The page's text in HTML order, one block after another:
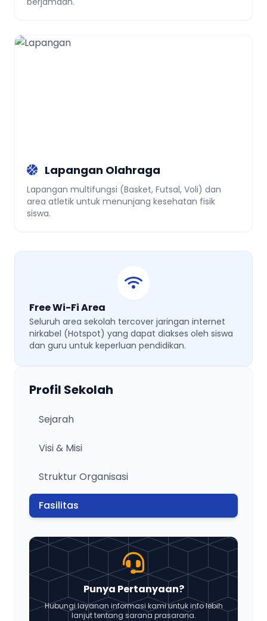
Lapangan Olahraga
Lapangan multifungsi (Basket, Futsal, Voli) dan
area atletik untuk menunjang kesehatan fisik
siswa.
Free Wi-Fi Area
Seluruh area sekolah tercover jaringan internet
nirkabel (Hotspot) yang dapat diakses oleh siswa
dan guru untuk keperluan pendidikan.
Profil Sekolah
Sejarah
Visi & Misi
Struktur Organisasi
Fasilitas
Punya Pertanyaan?
Hubungi layanan informasi kami untuk info lebih
lanjut tentang sarana prasarana.